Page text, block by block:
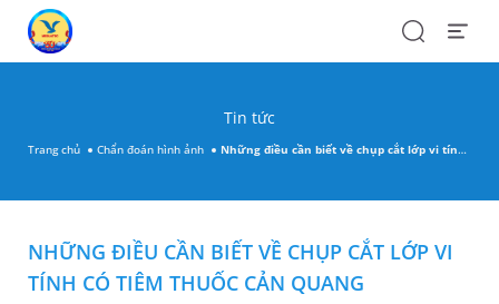
SearchOpen
Tin tức
Trang chủ Chẩn đoán hình ảnh Những điều cần biết về chụp cắt lớp vi tính có tiêm thuốc cản quang
NHỮNG ĐIỀU CẦN BIẾT VỀ CHỤP CẮT LỚP VI
TÍNH CÓ TIÊM THUỐC CẢN QUANG